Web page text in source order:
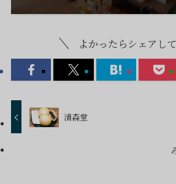
よかったらシェアし
清森堂